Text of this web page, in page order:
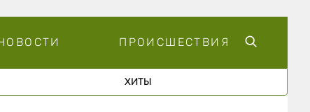
ПРОИСШЕСТВИЯ
ХИТЫ